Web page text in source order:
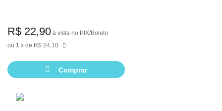
1 de R$ 24,10
R$ 22,90 à vista no PIX/Boleto
Comprar